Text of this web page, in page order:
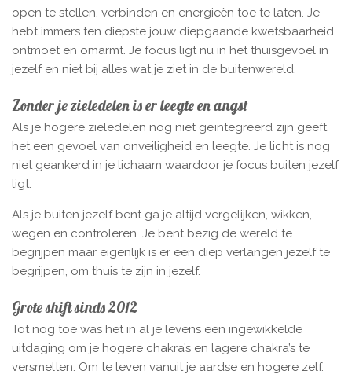
open te stellen, verbinden en energieën toe te laten. Je
hebt immers ten diepste jouw diepgaande kwetsbaarheid
ontmoet en omarmt. Je focus ligt nu in het thuisgevoel in
jezelf en niet bij alles wat je ziet in de buitenwereld.
Zonder je zieledelen is er leegte en angst
Als je hogere zieledelen nog niet geïntegreerd zijn geeft
het een gevoel van onveiligheid en leegte. Je licht is nog
niet geankerd in je lichaam waardoor je focus buiten jezelf
ligt.
Als je buiten jezelf bent ga je altijd vergelijken, wikken,
wegen en controleren. Je bent bezig de wereld te
begrijpen maar eigenlijk is er een diep verlangen jezelf te
begrijpen, om thuis te zijn in jezelf.
Grote shift sinds 2012
Tot nog toe was het in al je levens een ingewikkelde
uitdaging om je hogere chakra’s en lagere chakra’s te
versmelten. Om te leven vanuit je aardse en hogere zelf.